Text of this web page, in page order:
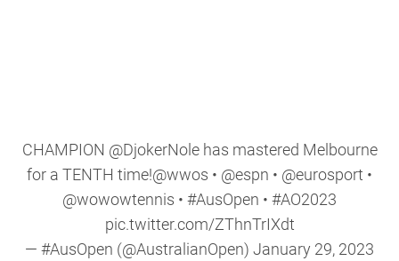
CHAMPION @DjokerNolehas mastered Melbourne
for a TENTH time!@wwos • @espn • @eurosport •
@wowowtennis • #AusOpen • #AO2023
pic.twitter.com/ZThnTrIXdt
— #AusOpen (@AustralianOpen) January 29, 2023